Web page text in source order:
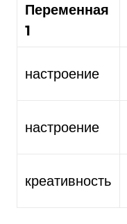
Переменная
1
настроение
настроение
креативность